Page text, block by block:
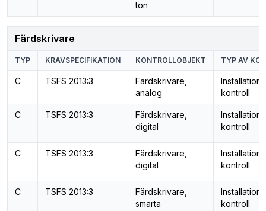
ton
Färdskrivare
TYP KRAVSPECIFIKATION KONTROLLOBJEKT TYP AV
C TSFS 2013:3
Färdskrivare,
analog
kontroll
C TSFS 2013:3
Färdskrivare,
digital
kontroll
C TSFS 2013:3
Färdskrivare,
digital
kontroll
C TSFS 2013:3
Färdskrivare,
smarta
kontroll